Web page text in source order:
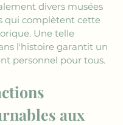
divers musées
qui complètent cette
Une telle
l'histoire garantit un
personnel pour tous.
aux